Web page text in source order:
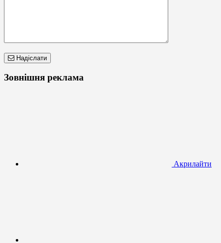
Надіслати
Зовнішня реклама
Акрилайти